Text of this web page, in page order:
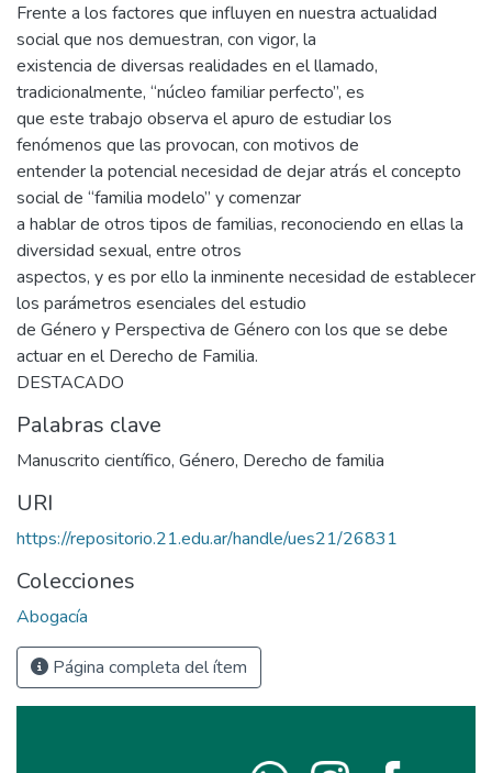
Frente a los factores que influyen en nuestra actualidad
social que nos demuestran, con vigor, la
existencia de diversas realidades en el llamado,
tradicionalmente, “núcleo familiar perfecto”, es
que este trabajo observa el apuro de estudiar los
fenómenos que las provocan, con motivos de
entender la potencial necesidad de dejar atrás el concepto
social de “familia modelo” y comenzar
a hablar de otros tipos de familias, reconociendo en ellas la
diversidad sexual, entre otros
aspectos, y es por ello la inminente necesidad de establecer
los parámetros esenciales del estudio
de Género y Perspectiva de Género con los que se debe
actuar en el Derecho de Familia.
DESTACADO
Palabras clave
Manuscrito científico, Género, Derecho de familia
URI
https://repositorio.21.edu.ar/handle/ues21/26831
Colecciones
Abogacía
Página completa del ítem